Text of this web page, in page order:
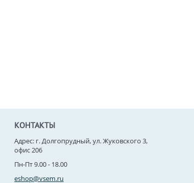
КОНТАКТЫ
Адрес: г. Долгопрудный, ул. Жуковского 3,
офис 206
Пн-Пт 9.00 - 18.00
eshop@vsem.ru